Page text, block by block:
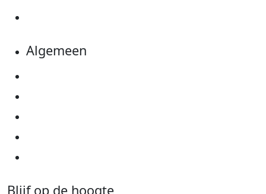
Algemeen
Blijf op de hoogte